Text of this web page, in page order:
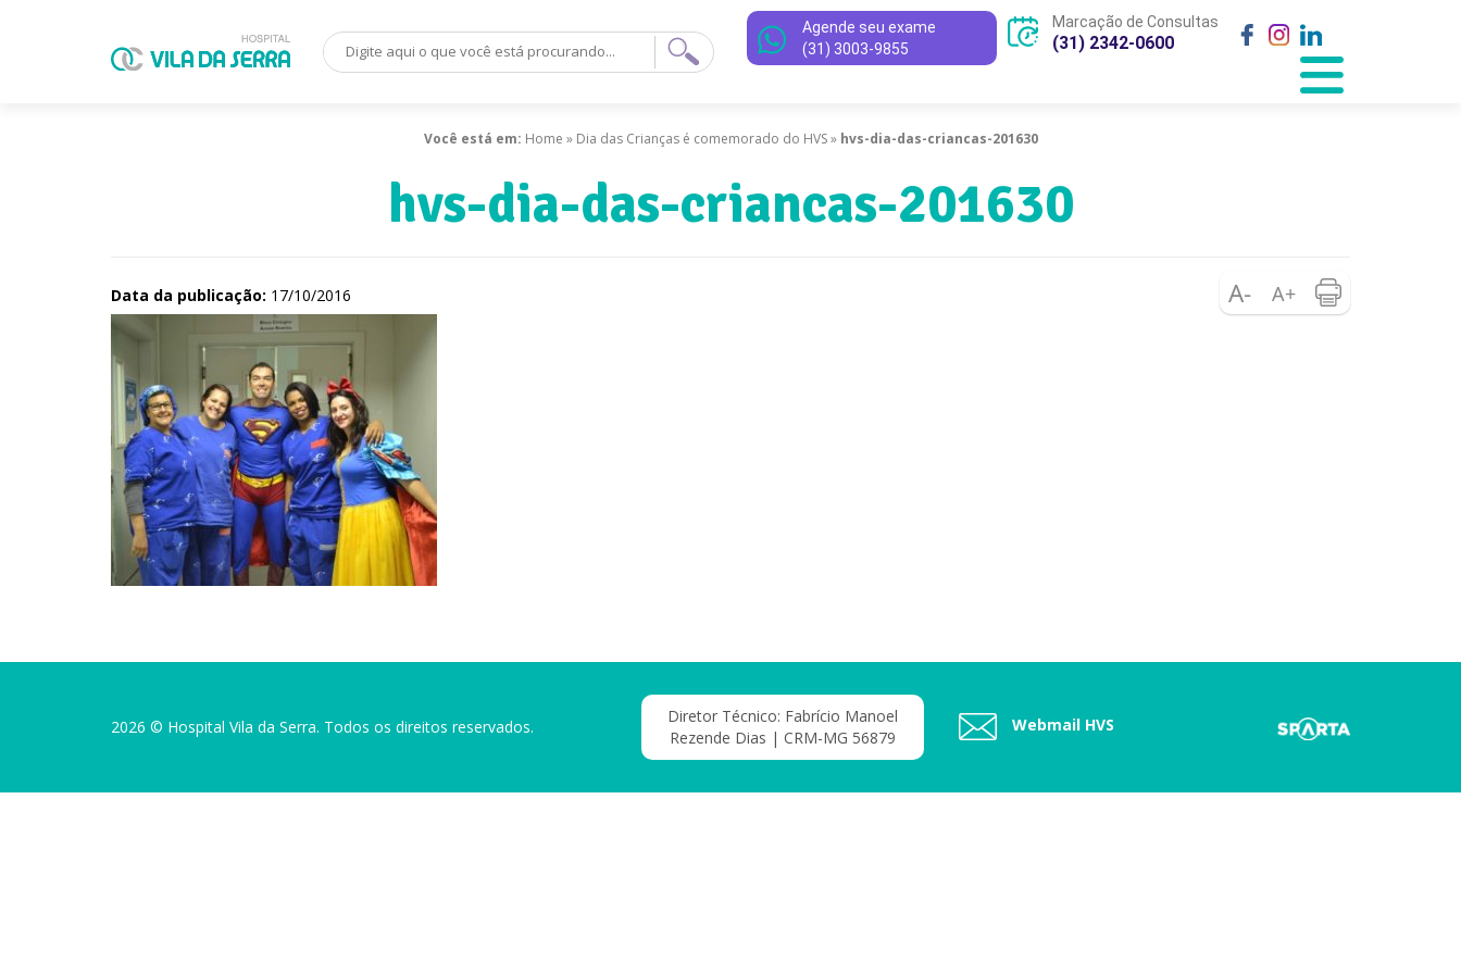
Agende seu exame
(31) 3003-9855
Marcação de Consultas
(31) 2342-0600
Você está em: Home » Dia das Crianças é comemorado do HVS» hvs-dia-das-criancas-201630
hvs-dia-das-criancas-201630
Data da publicação: 17/10/2016
2026 © Hospital Vila da Serra. Todos os direitos reservados.
Diretor Técnico: Fabrício Manoel
Rezende Dias | CRM-MG 56879
Webmail HVS